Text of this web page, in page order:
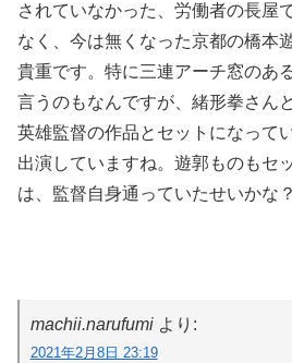
されていなかった、労働者の長屋
なく、今は無くなった京都の橋本
貴重です。特に三連アーチ窓のあ
言うのもなんですが、緒形拳さん
英雄監督の作品とセットになって
出演していますね。遊郭ものもセ
は、監督自身通っていたせいかな？
machii.narufumi より:
2021年2月8日 23:19